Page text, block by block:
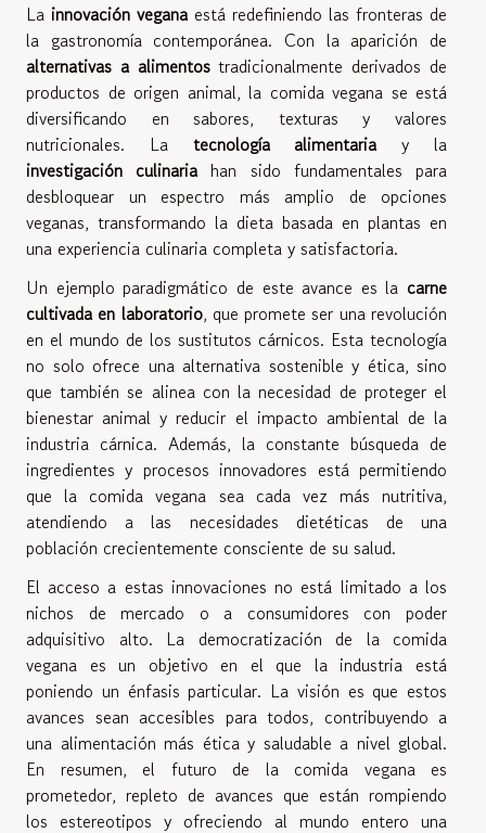
La innovación vegana está redefiniendo las fronteras de
la gastronomía contemporánea. Con la aparición de
alternativas a alimentostradicionalmente derivados de
productos de origen animal, la comida vegana se está
diversificando en sabores, texturas y valores
nutricionales. La tecnología alimentaria y la
investigación culinaria han sido fundamentales para
desbloquear un espectro más amplio de opciones
veganas, transformando la dieta basada en plantas en
una experiencia culinaria completa y satisfactoria.
Un ejemplo paradigmático de este avance es la carne
cultivada en laboratorio, que promete ser una revolución
en el mundo de los sustitutos cárnicos. Esta tecnología
no solo ofrece una alternativa sostenible y ética, sino
que también se alinea con la necesidad de proteger el
bienestar animal y reducir el impacto ambiental de la
industria cárnica. Además, la constante búsqueda de
ingredientes y procesos innovadores está permitiendo
que la comida vegana sea cada vez más nutritiva,
atendiendo a las necesidades dietéticas de una
población crecientemente consciente de su salud.
El acceso a estas innovaciones no está limitado a los
nichos de mercado o a consumidores con poder
adquisitivo alto. La democratización de la comida
vegana es un objetivo en el que la industria está
poniendo un énfasis particular. La visión es que estos
avances sean accesibles para todos, contribuyendo a
una alimentación más ética y saludable a nivel global.
En resumen, el futuro de la comida vegana es
prometedor, repleto de avances que están rompiendo
los estereotipos y ofreciendo al mundo entero una